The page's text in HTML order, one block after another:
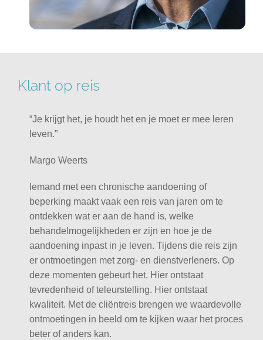
Klant op reis
“Je krijgt het, je houdt het en je moet er mee leren
leven.”
Margo Weerts
Iemand met een chronische aandoening of
beperking maakt vaak een reis van jaren om te
ontdekken wat er aan de hand is, welke
behandelmogelijkheden er zijn en hoe je de
aandoening inpast in je leven. Tijdens die reis zijn
er ontmoetingen met zorg- en dienstverleners. Op
deze momenten gebeurt het. Hier ontstaat
tevredenheid of teleurstelling. Hier ontstaat
kwaliteit. Met de cliëntreis brengen we waardevolle
ontmoetingen in beeld om te kijken waar het proces
beter of anders kan.